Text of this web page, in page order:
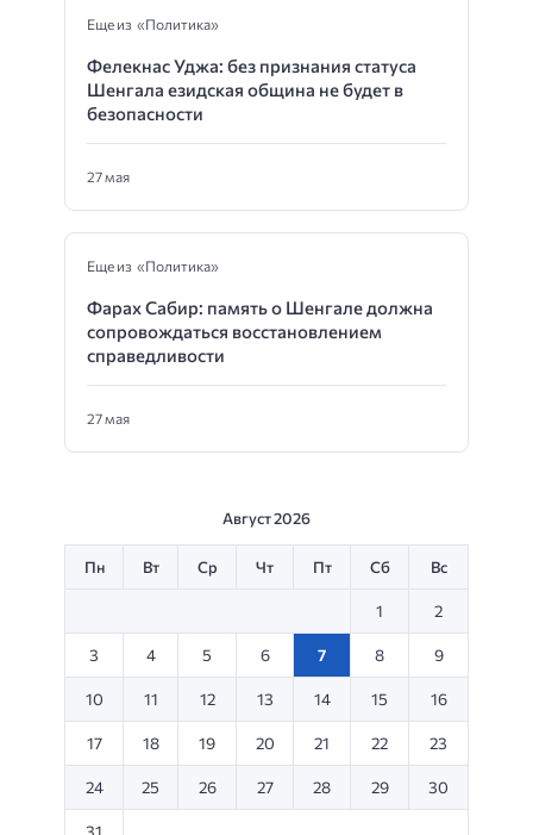
Еще из «Политика»
Фелекнас Уджа: без признания статуса
Шенгала езидская община не будет в
безопасности
27 мая
Еще из «Политика»
Фарах Сабир: память о Шенгале должна
сопровождаться восстановлением
справедливости
27 мая
Август 2026
Пн Вт Ср Чт Пт Сб Вс
1 2
3 4 5 6 7 8 9
10 11 12 13 14 15 16
17 18 19 20 21 22 23
24 25 26 27 28 29 30
31